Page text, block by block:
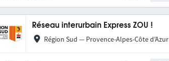
Réseau interurbain Express ZOU !
Région Sud — Provence-Alpes-Côte d’Azur